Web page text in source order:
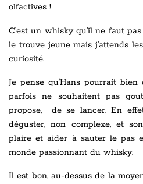
olfactives !
C’est un whisky qu’il ne faut
le trouve jeune mais j’attends
curiosité.
Je pense qu’Hans pourrait
parfois ne souhaitent pas
propose, de se lancer. En
déguster, non complexe, et
plaire et aider à sauter le pas
monde passionnant du whisky.
Il est bon, au-dessus de la